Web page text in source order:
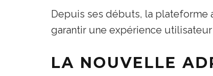
Depuis ses débuts, la plateforme
garantir une expérience
LA NOUVELLE